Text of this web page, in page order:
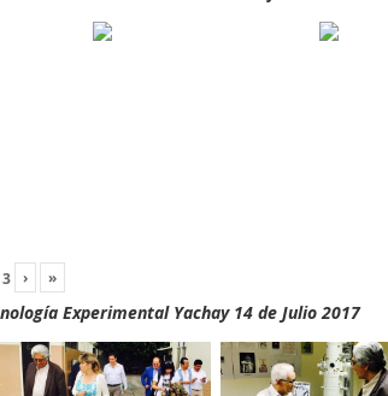
3 › »
Experimental Yachay 14 de Julio 2017